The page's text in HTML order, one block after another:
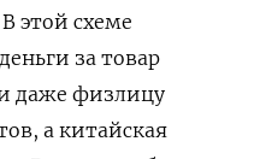
этой схеме
за товар
даже физлицу
а китайская